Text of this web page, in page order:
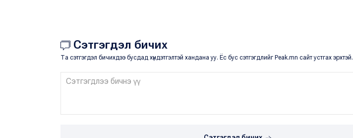
Сэтгэгдэл бичих
Та сэтгэгдэл бичихдээ бусдад хүндэтгэлтэй хандана уу. Ёс бус сэтгэгдлийг Peak.mn сайт устгах эрхтэй.